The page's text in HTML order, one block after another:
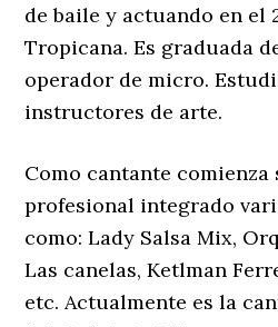
de baile y actuando en el
Tropicana. Es graduada
operador de micro.
instructores de arte.
Como cantante comienza
profesional integrado
como: Lady Salsa Mix,
Las canelas, Ketlman
etc. Actualmente es la